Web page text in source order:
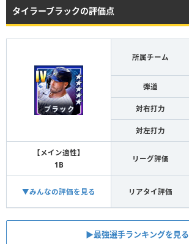
タイラーブラックの評価点
所属チーム
弾道
対右打力
対左打力
【メイン適性】
1B
リーグ評価
▼みんなの評価を見る リアタイ評価
▶︎最強選手ランキングを見る